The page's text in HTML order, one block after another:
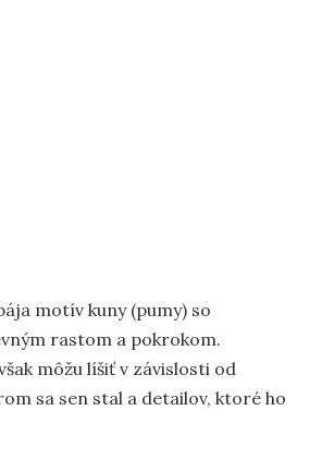
motív kuny (pumy) so
rastom a pokrokom.
môžu líšiť v závislosti od
sa sen stal a detailov, ktoré ho